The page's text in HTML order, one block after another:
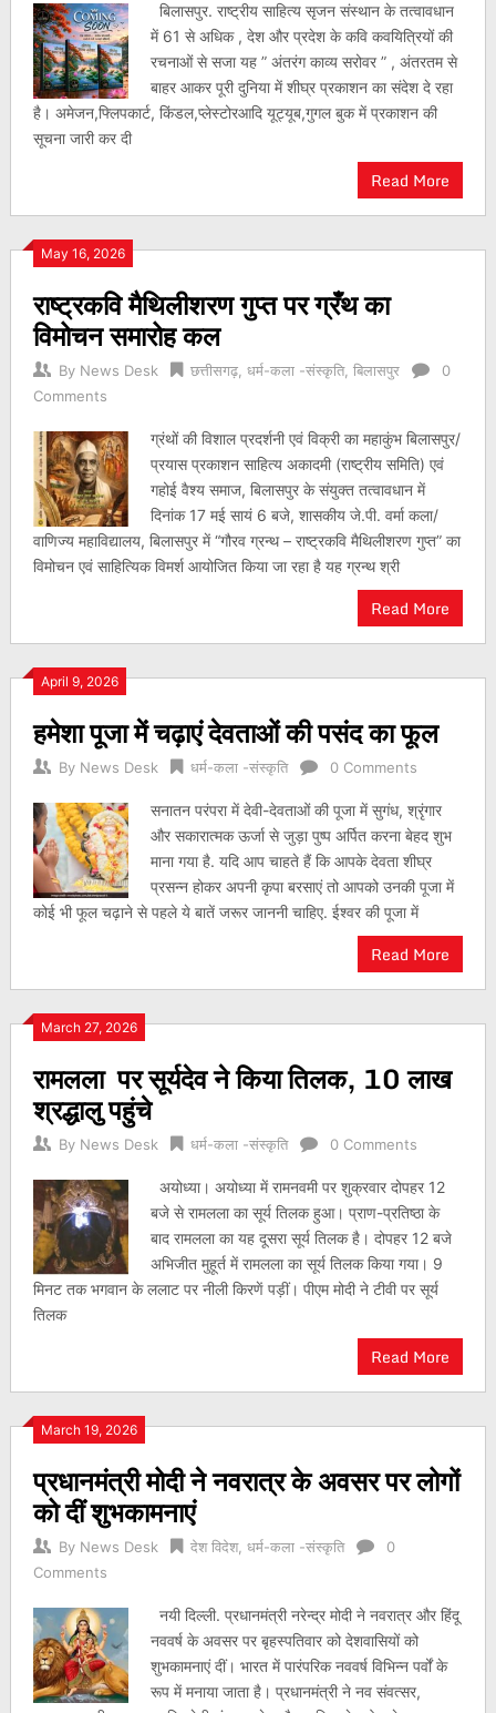
बिलासपुर. राष्ट्रीय साहित्य सृजन संस्थान के तत्वावधान
में 61 से अधिक , देश और प्रदेश के कवि कवयित्रियों की
रचनाओं से सजा यह ” अंतरंग काव्य सरोवर ” , अंतरतम से
बाहर आकर पूरी दुनिया में शीघ्र प्रकाशन का संदेश दे रहा
है। अमेजन,फ्लिपकार्ट, किंडल,प्लेस्टोरआदि यूट्यूब,गुगल बुक में प्रकाशन की
सूचना जारी कर दी
Read More
May 16, 2026
राष्ट्रकवि मैथिलीशरण गुप्त पर ग्रँथ का
विमोचन समारोह कल
By News Desk छत्तीसगढ़, धर्म-कला -संस्कृति, बिलासपुर
0
Comments
ग्रंथों की विशाल प्रदर्शनी एवं विक्री का महाकुंभ बिलासपुर/
प्रयास प्रकाशन साहित्य अकादमी (राष्ट्रीय समिति) एवं
गहोई वैश्य समाज, बिलासपुर के संयुक्त तत्वावधान में
दिनांक 17 मई सायं 6 बजे, शासकीय जे.पी. वर्मा कला/
वाणिज्य महाविद्यालय, बिलासपुर में “गौरव ग्रन्थ – राष्ट्रकवि मैथिलीशरण गुप्त” का
विमोचन एवं साहित्यिक विमर्श आयोजित किया जा रहा है यह ग्रन्थ श्री
Read More
April 9, 2026
हमेशा पूजा में चढ़ाएं देवताओं की पसंद का फूल
By News Desk धर्म-कला -संस्कृति 0 Comments
सनातन परंपरा में देवी-देवताओं की पूजा में सुगंध, श्रृंगार
और सकारात्मक ऊर्जा से जुड़ा पुष्प अर्पित करना बेहद शुभ
माना गया है. यदि आप चाहते हैं कि आपके देवता शीघ्र
प्रसन्न होकर अपनी कृपा बरसाएं तो आपको उनकी पूजा में
कोई भी फूल चढ़ाने से पहले ये बातें जरूर जाननी चाहिए. ईश्वर की पूजा में
Read More
March 27, 2026
रामलला पर सूर्यदेव ने किया तिलक, 10 लाख
श्रद्धालु पहुंचे
By News Desk धर्म-कला -संस्कृति 0 Comments
अयोध्या। अयोध्या में रामनवमी पर शुक्रवार दोपहर 12
बजे से रामलला का सूर्य तिलक हुआ। प्राण-प्रतिष्ठा के
बाद रामलला का यह दूसरा सूर्य तिलक है। दोपहर 12 बजे
अभिजीत मुहूर्त में रामलला का सूर्य तिलक किया गया। 9
मिनट तक भगवान के ललाट पर नीली किरणें पड़ीं। पीएम मोदी ने टीवी पर सूर्य
तिलक
Read More
March 19, 2026
प्रधानमंत्री मोदी ने नवरात्र के अवसर पर लोगों
को दीं शुभकामनाएं
By News Desk देश विदेश, धर्म-कला -संस्कृति
0
Comments
नयी दिल्ली. प्रधानमंत्री नरेन्द्र मोदी ने नवरात्र और हिंदू
नववर्ष के अवसर पर बृहस्पतिवार को देशवासियों को
शुभकामनाएं दीं। भारत में पारंपरिक नववर्ष विभिन्न पर्वों के
रूप में मनाया जाता है। प्रधानमंत्री ने नव संवत्सर,